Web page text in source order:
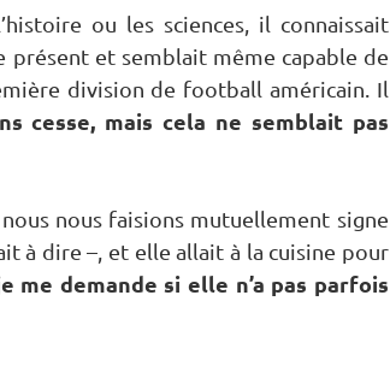
ou les sciences, il connaissait
présent et semblait même capable de
division de football américain. Il
cesse, mais cela ne semblait pas
nous faisions mutuellement signe
à dire –, et elle allait à la cuisine pour
me demande si elle n’a pas parfois